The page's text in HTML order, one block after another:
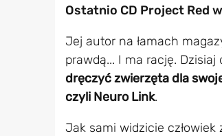
Ostatnio CD Project Red
Jej autor na łamach
prawdą... I ma rację.
dręczyć zwierzęta dla
czyli Neuro Link.
Jak sami widzicie